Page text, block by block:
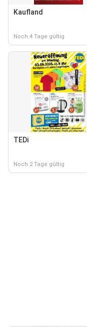
Kaufland
Noch 4 Tage gültig
TEDi
Noch 2 Tage gültig